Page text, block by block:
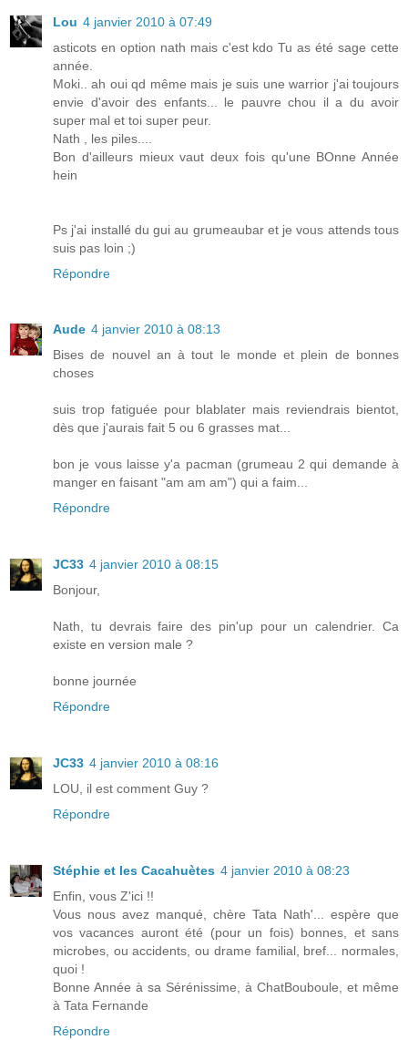
Lou 4 janvier 2010 à 07:49
asticots en option nath mais c'est kdo Tu as été sage cette
année.
Moki.. ah oui qd même mais je suis une warrior j'ai toujours
envie d'avoir des enfants... le pauvre chou il a du avoir
super mal et toi super peur.
Nath , les piles....
Bon d'ailleurs mieux vaut deux fois qu'une BOnne Année
hein
Ps j'ai installé du gui au grumeaubar et je vous attends tous
suis pas loin ;)
Répondre
Aude 4 janvier 2010 à 08:13
Bises de nouvel an à tout le monde et plein de bonnes
choses
suis trop fatiguée pour blablater mais reviendrais bientot,
dès que j'aurais fait 5 ou 6 grasses mat...
bon je vous laisse y'a pacman (grumeau 2 qui demande à
manger en faisant "am am am") qui a faim...
Répondre
JC33 4 janvier 2010 à 08:15
Bonjour,
Nath, tu devrais faire des pin'up pour un calendrier. Ca
existe en version male ?
bonne journée
Répondre
JC33 4 janvier 2010 à 08:16
LOU, il est comment Guy ?
Répondre
Stéphie et les Cacahuètes 4 janvier 2010 à 08:23
Enfin, vous Z'ici !!
Vous nous avez manqué, chère Tata Nath'... espère que
vos vacances auront été (pour un fois) bonnes, et sans
microbes, ou accidents, ou drame familial, bref... normales,
quoi !
Bonne Année à sa Sérénissime, à ChatBouboule, et même
à Tata Fernande
Répondre